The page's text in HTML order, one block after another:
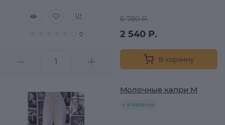
0
6 780 Р.
2 540 Р.
В корзину
Молочные капри M
в наличии